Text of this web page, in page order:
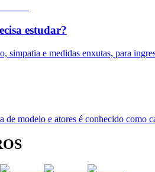
estudar?
e medidas enxutas, para
de modelo e atores é conhecido